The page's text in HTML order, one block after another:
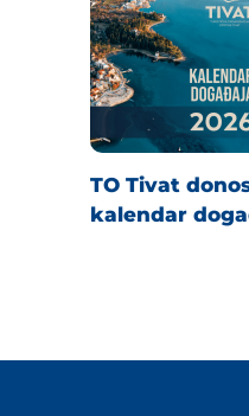
TO Tivat
kalendar